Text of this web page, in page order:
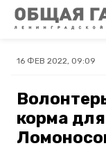
16 ФЕВ 2022, 09:09
корма